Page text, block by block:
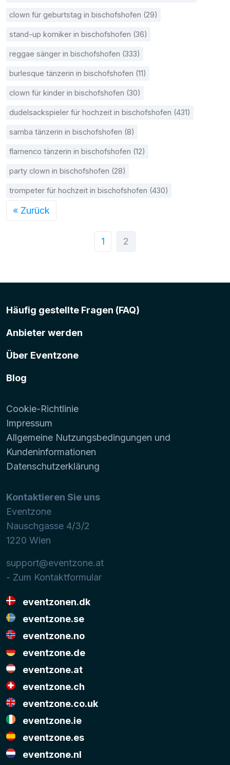
clown für geburtstag in bischofshofen (29)
stand-up komiker in bischofshofen (36)
reggae sänger in bischofshofen (333)
burlesque tänzerin in bischofshofen (11)
clown für kinder in bischofshofen (30)
dudelsackspieler für hochzeit in bischofshofen (431)
samba tänzerin in bischofshofen (8)
flamenco tänzerin in bischofshofen (12)
party clown in bischofshofen (28)
trompeter für hochzeit in bischofshofen (430)
« Zurück
1 2
Häufig gestellte Fragen (FAQ)
Anbieter werden
Über Eventzone
Blog
Cookie-Richtlinie
Impressum
Allgemeine Nutzungsbedingungen und
Kundeninformationen
Datenschutzerklärung
Kontaktieren Sie uns
Eventzone
Nauschgasse 4/3/2
1220 Wien
support@eventzone.at
- Zum Kontaktformular
eventzonen.dk
eventzone.se
eventzone.no
eventzone.de
eventzone.at
eventzone.ch
eventzone.co.uk
eventzone.ie
eventzone.es
eventzone.nl